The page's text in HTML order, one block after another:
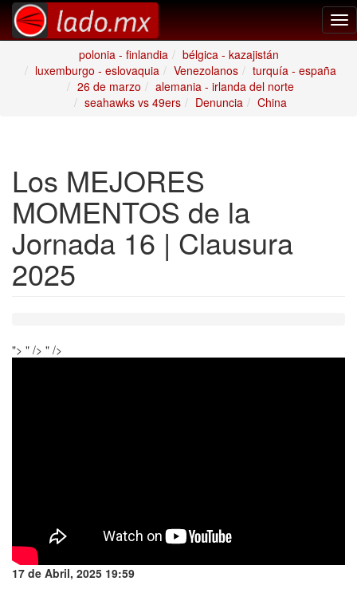
polonia - finlandia
bélgica - kazajistán
luxemburgo - eslovaquia
Venezolanos
turquía - españa
26 de marzo
alemania - irlanda del norte
seahawks vs 49ers
Denuncia China
Los MEJORES
MOMENTOS de la
Jornada 16 | Clausura
2025
"> " /> " />
17 de Abril, 2025 19:59